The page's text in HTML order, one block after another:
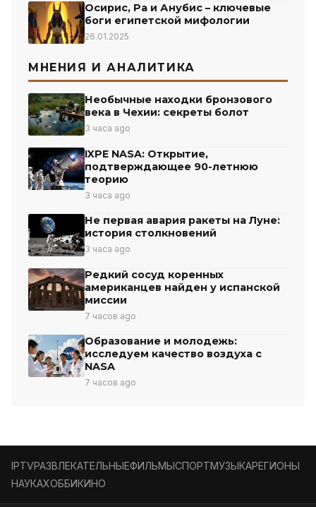
Осирис, Ра и Анубис – ключевые
боги египетской мифологии
26.01.2025
МНЕНИЯ И АНАЛИТИКА
Необычные находки бронзового
века в Чехии: секреты болот
3 часа ago
IXPE NASA: Открытие,
подтверждающее 90-летнюю
теорию
3 часа ago
Не первая авария ракеты на Луне:
история столкновений
3 часа ago
Редкий сосуд коренных
американцев найден у испанской
миссии
7 часов ago
Образование и молодежь:
исследуем качество воздуха с
NASA
7 часов ago
IPTVРАЗВЛЕКАТЕЛЬНЫЕФИЛЬМЫСПОРТМУЗЫКАРЕГИОНЫ
НАУКАХОББИКИНО